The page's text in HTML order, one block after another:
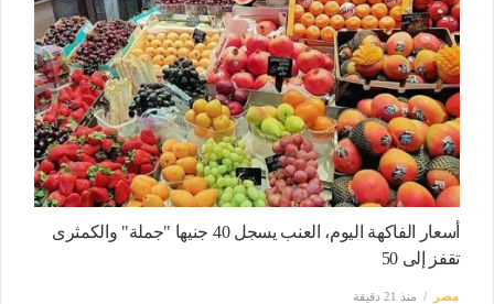
أسعار الفاكهة اليوم، العنب يسجل 40 جنيها "جملة" والكمثرى
تقفز إلى 50
مصر منذ 21 دقيقة